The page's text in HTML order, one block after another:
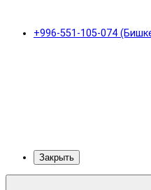
+996-551-105-074
Закрыть